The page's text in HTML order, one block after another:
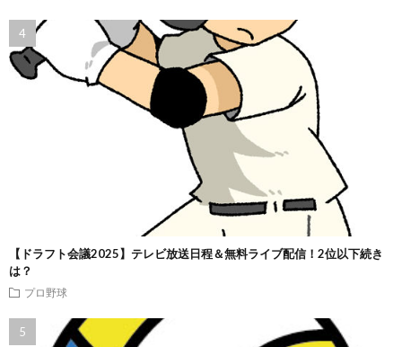
【ドラフト会議2025】テレビ放送日程＆無料ライブ配信！2位以下続き
は？
プロ野球